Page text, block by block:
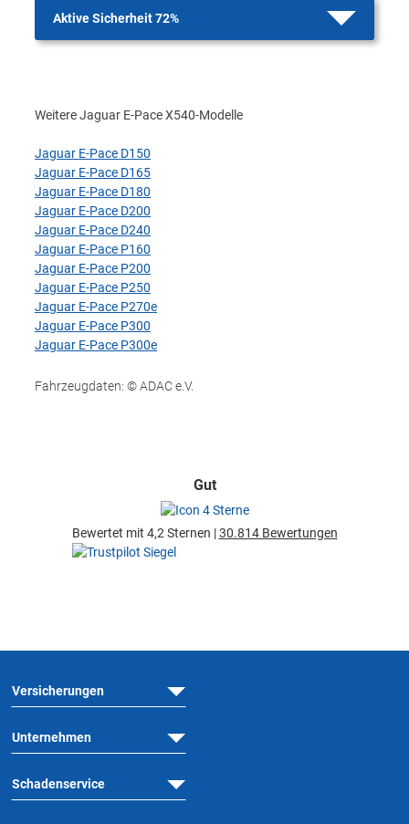
Aktive Sicherheit 72%
Weitere Jaguar E-Pace X540-Modelle
Jaguar E-Pace D150
Jaguar E-Pace D165
Jaguar E-Pace D180
Jaguar E-Pace D200
Jaguar E-Pace D240
Jaguar E-Pace P160
Jaguar E-Pace P200
Jaguar E-Pace P250
Jaguar E-Pace P270e
Jaguar E-Pace P300
Jaguar E-Pace P300e
Fahrzeugdaten: © ADAC e.V.
Gut
Bewertet mit 4,2 Sternen |30.814 Bewertungen
Versicherungen
Unternehmen
Schadenservice